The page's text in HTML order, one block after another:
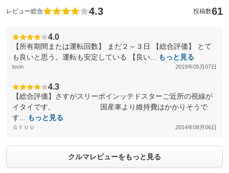
レビュー総合 4.3 投稿数61
4.0
【所有期間または運転回数】 まだ２～３日 【総合評価】 とて
も良いと思う。運転も安定している 【良い...
もっと見る
lovin 2019年05月07日
4.3
【総合評価】さすがスリーポインッテドスターご近所の視線が
イタイです。 国産車より維持費はかかりそうで
す...
もっと見る
ＧＹＵＵ 2014年08月06日
クルマレビューをもっと見る